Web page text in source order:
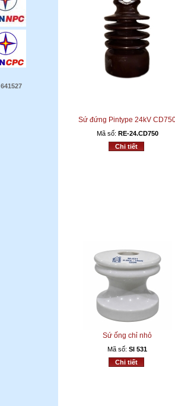
641527
Sứ đứng Pintype 24kV
Mã số: RE-24.CD750
Chi tiết
Sứ ống chỉ nhỏ
Mã số: SI 531
Chi tiết